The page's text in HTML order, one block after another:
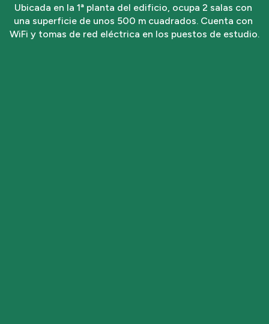
Ubicada en la 1ª planta del edificio, ocupa 2 salas con
una superficie de unos 500 m cuadrados. Cuenta con
WiFi y tomas de red eléctrica en los puestos de estudio.